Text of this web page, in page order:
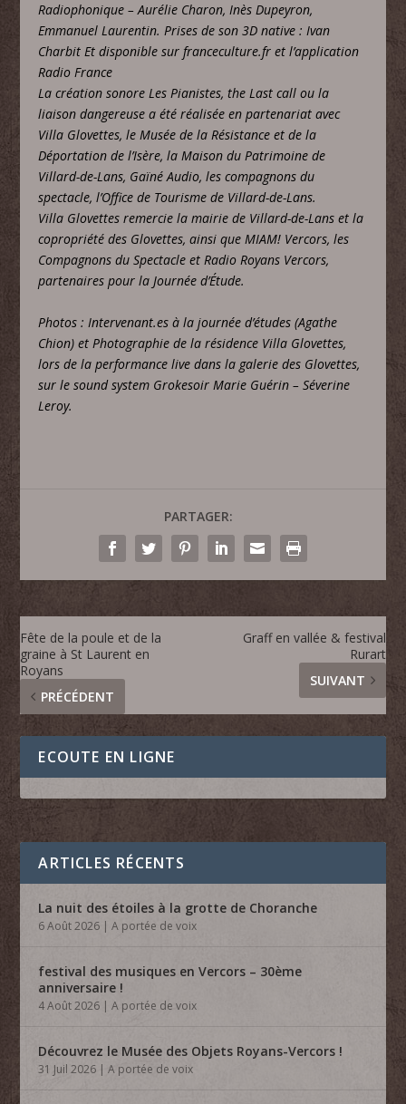
Radiophonique – Aurélie Charon, Inès Dupeyron,
Emmanuel Laurentin. Prises de son 3D native : Ivan
Charbit Et disponible sur franceculture.fr et l’application
Radio France
La création sonore Les Pianistes, the Last call ou la
liaison dangereuse a été réalisée en partenariat avec
Villa Glovettes, le Musée de la Résistance et de la
Déportation de l’Isère, la Maison du Patrimoine de
Villard-de-Lans, Gaïné Audio, les compagnons du
spectacle, l’Office de Tourisme de Villard-de-Lans.
Villa Glovettes remercie la mairie de Villard-de-Lans et la
copropriété des Glovettes, ainsi que MIAM! Vercors, les
Compagnons du Spectacle et Radio Royans Vercors,
partenaires pour la Journée d’Étude.
Photos : Intervenant.es à la journée d’études (Agathe
Chion) et Photographie de la résidence Villa Glovettes,
lors de la performance live dans la galerie des Glovettes,
sur le sound system Grokesoir Marie Guérin – Séverine
Leroy.
PARTAGER:
Fête de la poule et de la
graine à St Laurent en
Royans
PRÉCÉDENT
Graff en vallée & festival
Rurart
SUIVANT
ECOUTE EN LIGNE
ARTICLES RÉCENTS
La nuit des étoiles à la grotte de Choranche
6 Août 2026 |A portée de voix
festival des musiques en Vercors – 30ème
anniversaire !
4 Août 2026 |A portée de voix
Découvrez le Musée des Objets Royans-Vercors !
31 Juil 2026 |A portée de voix